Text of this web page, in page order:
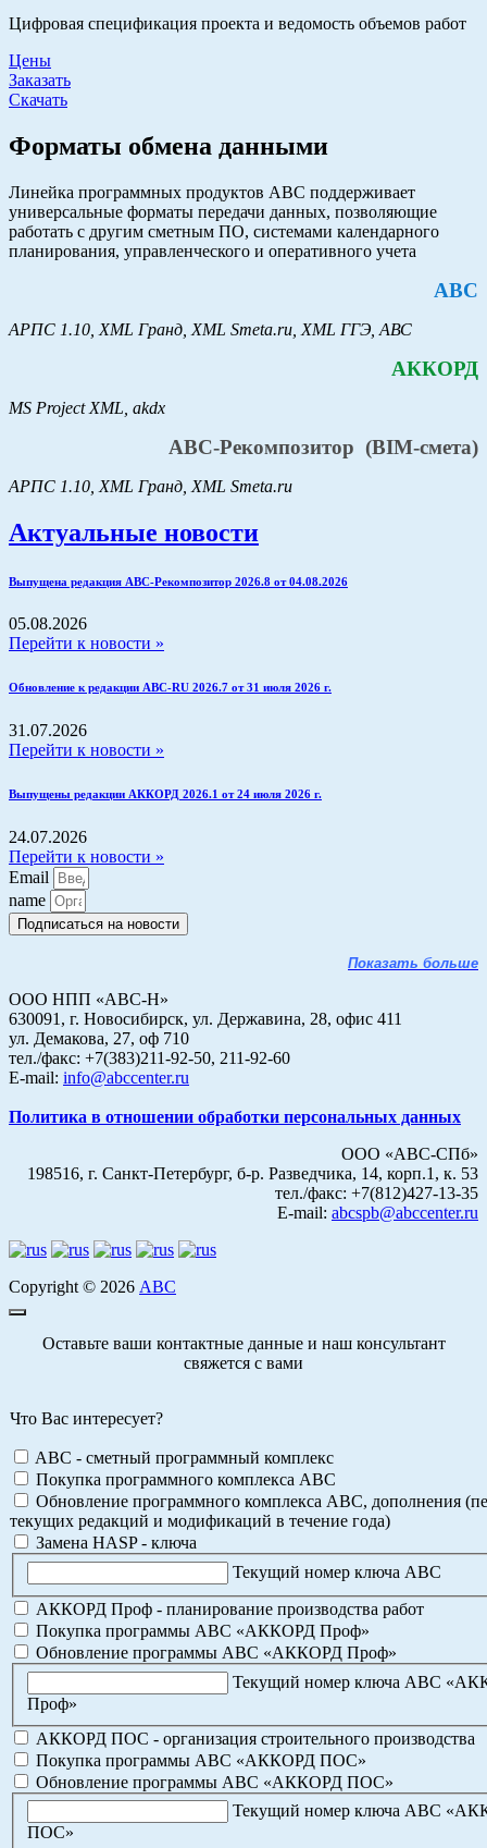
Цифровая спецификация проекта и ведомость объемов работ
Цены
Заказать
Скачать
Форматы обмена данными
Линейка программных продуктов АВС поддерживает
универсальные форматы передачи данных, позволяющие
работать с другим сметным ПО, системами календарного
планирования, управленческого и оперативного учета
АВС
АРПС 1.10, XML Гранд, XML Smeta.ru, XML ГГЭ, АВС
АККОРД
MS Project XML, akdx
АВС-Рекомпозитор (BIM-смета)
АРПС 1.10, XML Гранд, XML Smeta.ru
Актуальные новости
Выпущена редакция АВС-Рекомпозитор 2026.8 от 04.08.2026
05.08.2026
Перейти к новости »
Обновление к редакции АВС-RU 2026.7 от 31 июля 2026 г.
31.07.2026
Перейти к новости »
Выпущены редакции АККОРД 2026.1 от 24 июля 2026 г.
24.07.2026
Перейти к новости »
Email
name
Подписаться на новости
Показать больше
ООО НПП «АВС-Н»
630091, г. Новосибирск, ул. Державина, 28, офис 411
ул. Демакова, 27, оф 710
тел./факс: +7(383)211-92-50, 211-92-60
E-mail: info@abccenter.ru
Политика в отношении обработки персональных данных
ООО «АВС-СПб»
198516, г. Санкт-Петербург, б-р. Разведчика, 14, корп.1, к. 53
тел./факс: +7(812)427-13-35
E-mail: abcspb@abccenter.ru
Copyright © 2026 АВС
Оставьте ваши контактные данные и наш консультант
свяжется с вами
Что Вас интересует?
ABC - сметный программный комплекс
Покупка программного комплекса АВС
Обновление программного комплекса АВС, дополнения
текущих редакций и модификаций в течение года)
Замена HASP - ключа
Текущий номер ключа АВС
АККОРД Проф - планирование производства работ
Покупка программы АВС «АККОРД Проф»
Обновление программы АВС «АККОРД Проф»
Текущий номер ключа АВС
Проф»
АККОРД ПОС - организация строительного производства
Покупка программы АВС «АККОРД ПОС»
Обновление программы АВС «АККОРД ПОС»
Текущий номер ключа АВС
ПОС»